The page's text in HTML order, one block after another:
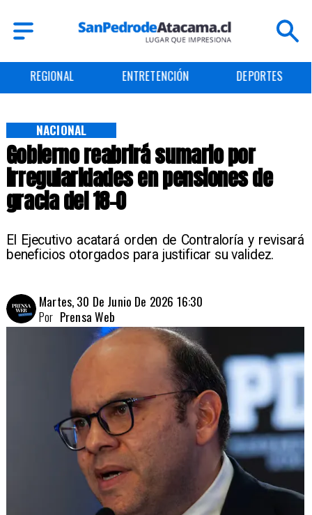
ENTRETENCIÓN DEPORTES CULTURA
Gobierno reabrirá sumario por
irregularidades en pensiones de
gracia del 18-O
El Ejecutivo acatará orden de Contraloría y revisará
beneficios otorgados para justificar su validez.
NACIONAL
Martes, 30 De Junio De 2026 16:30
Prensa Web
Por